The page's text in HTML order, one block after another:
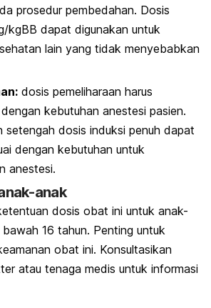
prosedur pembedahan. Dosis
kgBB dapat digunakan untuk
lain yang tidak menyebabkan
dosis pemeliharaan harus
kebutuhan anestesi pasien.
setengah dosis induksi penuh dapat
dengan kebutuhan untuk
anestesi.
anak
dosis obat ini untuk anak-
16 tahun. Penting untuk
obat ini. Konsultasikan
atau tenaga medis untuk informasi